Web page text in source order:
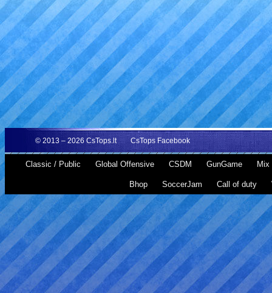
© 2013 – 2026 CsTops.lt CsTops Facebook
Classic / Public Global Offensive CSDM GunGame Mix
Bhop SoccerJam Call of duty